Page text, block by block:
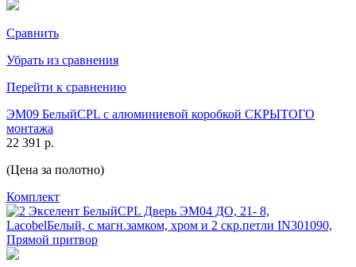
Сравнить
Убрать из сравнения
Перейти к сравнению
ЭМ09 БелыйCPL с алюминиевой коробкой СКРЫТОГО
монтажа
22 391 р.
(Цена за полотно)
Комплект